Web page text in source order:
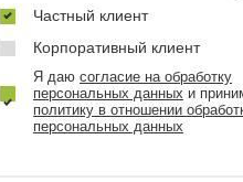
Частный клиент
Корпоративный клиент
Я даю согласие на обработку
персональных данных и
политику в отношении
персональных данных